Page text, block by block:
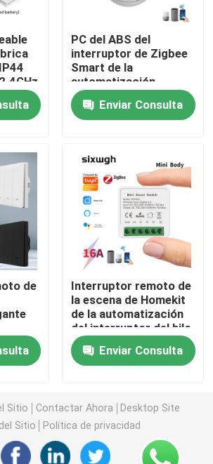
de Homekit
WiFi
inalámbrico
de Zigbee
de Zigbee
de Homekit
autopropulsado
inteligente
PC del ABS del
interruptor de Zigbee
Smart de la
automatización
casera
Enviar Consulta
de
Interruptor remoto de
la escena de Homekit
de la automatización
del interruptor del hilo
de Homekit del control
de la vozEnviar Consulta
Sitio Contactar Ahora
Desktop Site
Sitio
Política de privacidad